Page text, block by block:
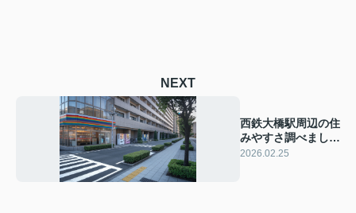
NEXT
西鉄大橋駅周辺の住
みやすさ調べまし
た？生活環境や家賃
2026.02.25